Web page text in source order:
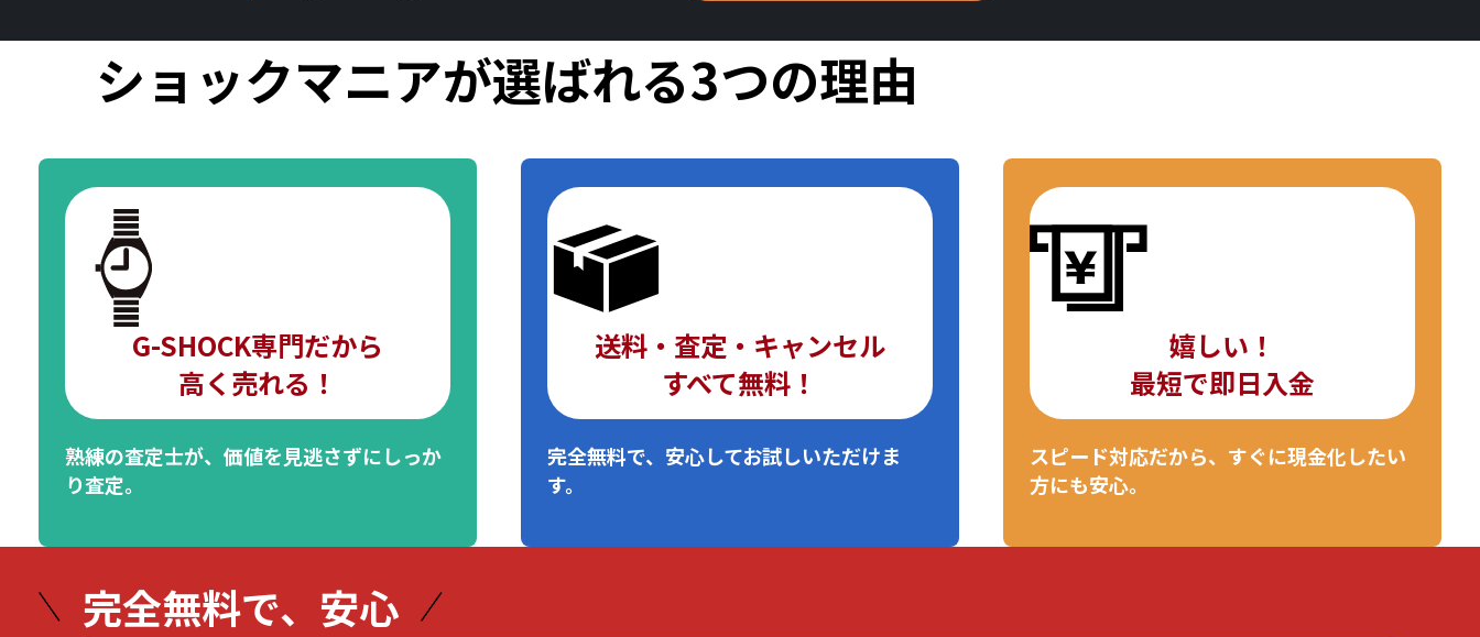
ショックマニアが選ばれる3つの理由
G-SHOCK専門だから
高く売れる！
熟練の査定士が、価値を見逃さずにしっか
り査定。
送料・査定・キャンセル
すべて無料！
完全無料で、安心してお試しいただけま
す。
嬉しい！
最短で即日入金
スピード対応だから、すぐに現金化したい
方にも安心。
完全無料で、安心